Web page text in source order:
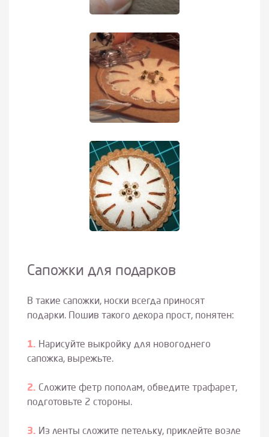
Сапожки для подарков
В такие сапожки, носки всегда приносят
подарки. Пошив такого декора прост, понятен:
Нарисуйте выкройку для новогоднего
сапожка, вырежьте.
Сложите фетр пополам, обведите трафарет,
подготовьте 2 стороны.
Из ленты сложите петельку, приклейте возле